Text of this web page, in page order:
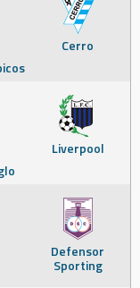
Cerro
Liverpool
Defensor
Sporting